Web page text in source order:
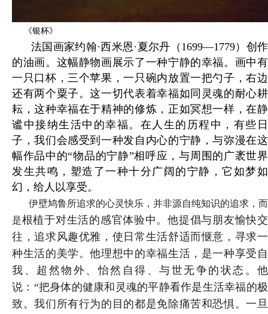
《银杯》
法国画家约翰·西米恩·夏尔丹（1699—1779）创作
的油画。这幅静物画展示了一种宁静的幸福。画中有
一只口杯，三个苹果，一只碗内放置一把勺子，右边
还有两个粟子。这一切代表着幸福如同灵魂的耐心耕
耘，这种幸福在于精神的修炼，正如冥想一样，在静
谧中接纳生活中的幸福。在人生的历程中，有些日
子，我们会感受到一种发自内心的宁静，与弥漫在这
幅作品中的“物品的宁静”相呼应，与周围的广袤世界
发生共鸣，塑造了一种十分广阔的宁静，它如梦如
幻，给人以享受。
伊壁鸠鲁所追求的心灵快乐，并非源自纯知识的追求，而
是根植于对生活的感官体验中。他提倡与朋友愉快交
往，追求风趣优雅，使日常生活舒适而惬意，寻求一
种生活的美学。他理想中的幸福生活，是一种享受自
我、超然物外、怡然自得、与世无争的状态。他
说：“把身体的健康和灵魂的平静看作是生活幸福的极
致。我们所有行为的目的都是免除痛苦和恐惧。一旦